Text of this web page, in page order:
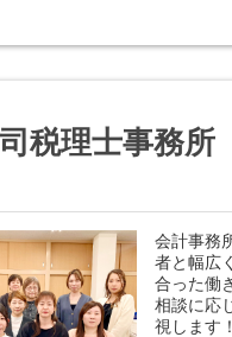
税理士事務所
会計事務
者と幅広
合った働
相談に応
視します！